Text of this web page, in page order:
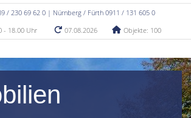
/ 230 69 62 0 | Nürnberg / Fürth 0911 / 131 605 0
- 18.00 Uhr
07.08.2026 Objekte: 100